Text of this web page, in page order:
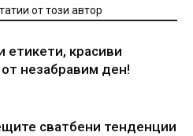
от този автор
етикети, красиви
незабравим ден!
сватбени тенденции